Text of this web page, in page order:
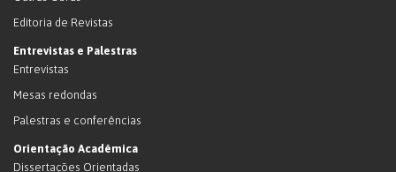
Editoria de Revistas
Entrevistas e Palestras
Entrevistas
Mesas redondas
Palestras e conferências
Orientação Acadêmica
Dissertações Orientadas